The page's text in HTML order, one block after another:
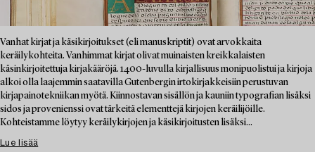
Vanhat kirjat ja käsikirjoitukset (eli manuskriptit) ovat arvokkaita
keräilykohteita. Vanhimmat kirjat olivat muinaisten kreikkalaisten
käsinkirjoitettuja kirjakääröjä. 1400-luvulla kirjallisuus monipuolistui ja kirjoja
alkoi olla laajemmin saatavilla Gutenbergin irtokirjakkeisiin perustuvan
kirjapainotekniikan myötä. Kiinnostavan sisällön ja kauniin typografian lisäksi
sidos ja provenienssi ovat tärkeitä elementtejä kirjojen keräilijöille.
Kohteistamme löytyy keräilykirjojen ja käsikirjoitusten lisäksi...
Lue lisää